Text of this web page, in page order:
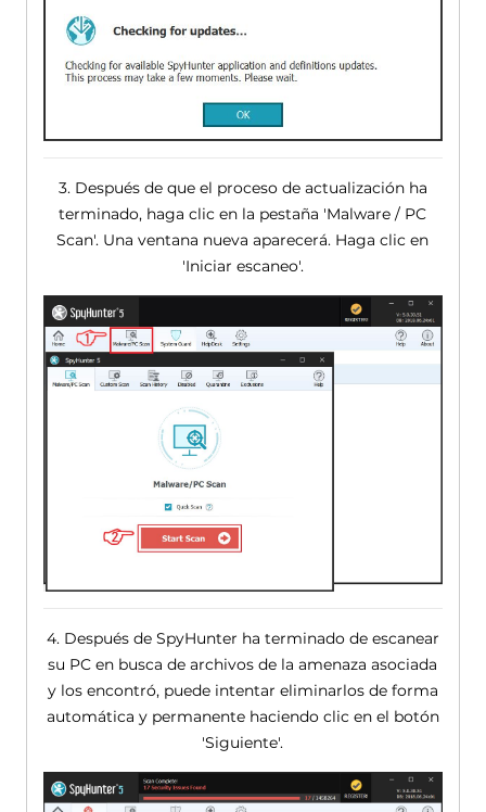
3. Después de que el proceso de actualización ha
terminado, haga clic en la pestaña 'Malware / PC
Scan'. Una ventana nueva aparecerá. Haga clic en
'Iniciar escaneo'.
4. Después de SpyHunter ha terminado de escanear
su PC en busca de archivos de la amenaza asociada
y los encontró, puede intentar eliminarlos de forma
automática y permanente haciendo clic en el botón
'Siguiente'.